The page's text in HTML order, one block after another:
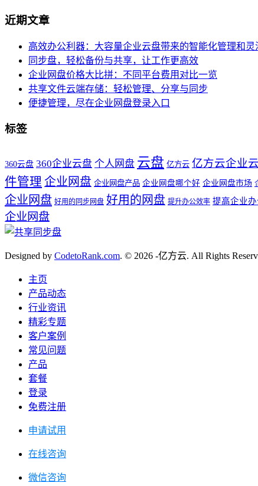
近期文章
高效办公利器：大容量企业云盘带来的智能化管理和灵
同步盘，轻松备份与共享，让工作更高效
企业网盘价格大比拼：不同平台费用对比一览
共享文件云端存储：轻松管理、分享与同步
便捷管理，尽在企业网盘登录入口
标签
360云盘 360企业云盘 个人网盘 云盘 亿方云 亿方云企业
件管理 企业网盘 企业网盘产品 企业网盘哪个好 企业网盘市场
企业网盘 好用的同步网盘 好用的网盘 提升办公效率 提高企业
企业网盘
Designed by CodetoRank.com. © 2026 -亿方云. All Rights
主页
产品动态
行业资讯
精彩专题
客户案例
常见问题
产品
套餐
登录
免费注册
申请试用
在线咨询
微信咨询